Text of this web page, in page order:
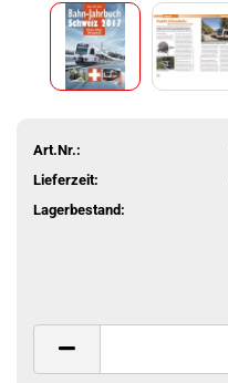
Art.Nr.:
Lieferzeit:
Lagerbestand: